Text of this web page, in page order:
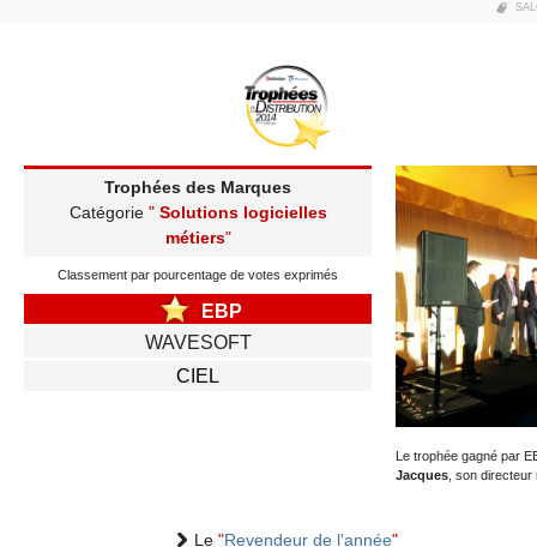
Trophées des Marques
Catégorie "Solutions logicielles
métiers"
Classement par pourcentage de votes exprimés
EBP
WAVESOFT
CIEL
Le trophée gagné par
Jacques , son
Le "Revendeur de l'année"